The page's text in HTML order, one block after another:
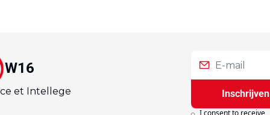
W16
et Intellege Inschrijven